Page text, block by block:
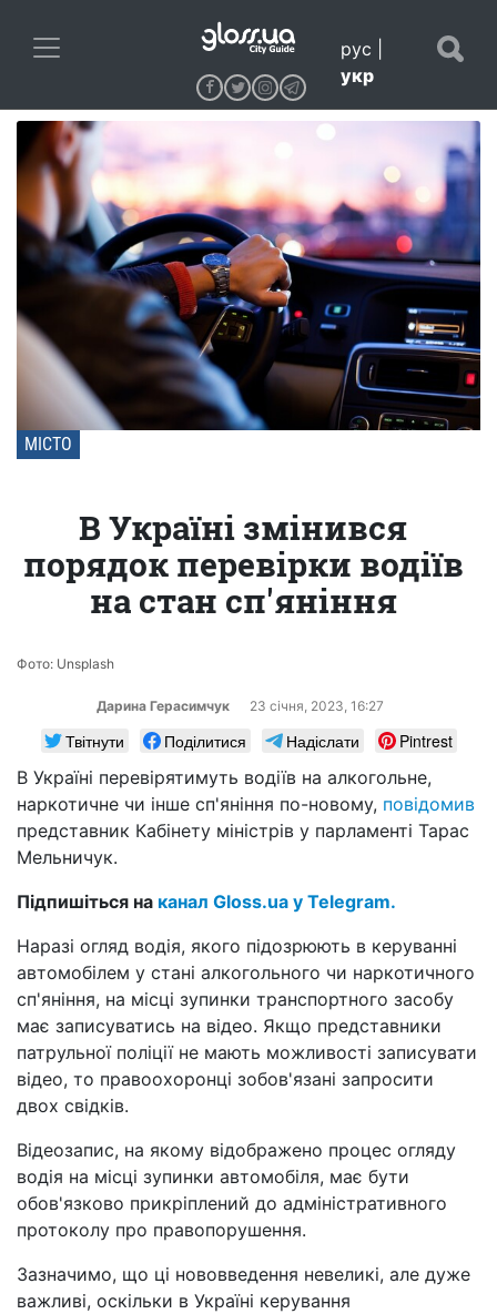
рус
укр
МІСТО
В Україні змінився
порядок перевірки водіїв
на стан сп'яніння
Фото: Unsplash
Дарина Герасимчук 23 сiчня, 2023, 16:27
Твітнути Поділитися Надіслати
Pintrest
В Україні перевірятимуть водіїв на алкогольне,
наркотичне чи інше сп'яніння по-новому, повідомив
представник Кабінету міністрів у парламенті Тарас
Мельничук.
Підпишіться на канал Gloss.ua у Telegram.
Наразі огляд водія, якого підозрюють в керуванні
автомобілем у стані алкогольного чи наркотичного
сп'яніння, на місці зупинки транспортного засобу
має записуватись на відео. Якщо представники
патрульної поліції не мають можливості записувати
відео, то правоохоронці зобов'язані запросити
двох свідків.
Відеозапис, на якому відображено процес огляду
водія на місці зупинки автомобіля, має бути
обов'язково прикріплений до адміністративного
протоколу про правопорушення.
Зазначимо, що ці нововведення невеликі, але дуже
важливі, оскільки в Україні керування